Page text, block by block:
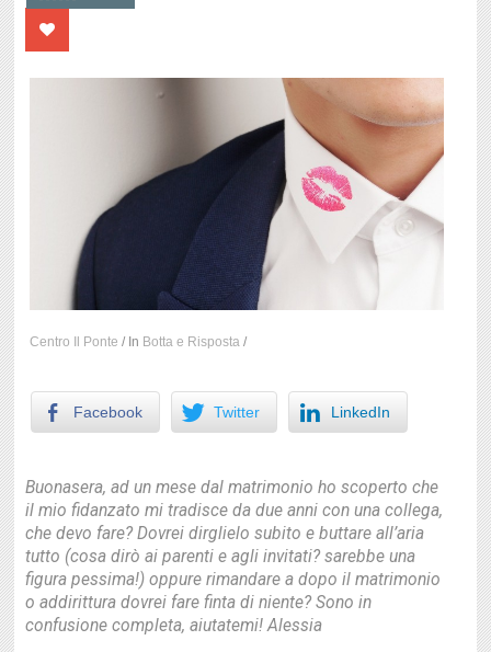
Centro Il Ponte / In Botta e Risposta /
Facebook Twitter LinkedIn
Buonasera, ad un mese dal matrimonio ho scoperto che
il mio fidanzato mi tradisce da due anni con una collega,
che devo fare? Dovrei dirglielo subito e buttare all’aria
tutto (cosa dirò ai parenti e agli invitati? sarebbe una
figura pessima!) oppure rimandare a dopo il matrimonio
o addirittura dovrei fare finta di niente? Sono in
confusione completa, aiutatemi! Alessia